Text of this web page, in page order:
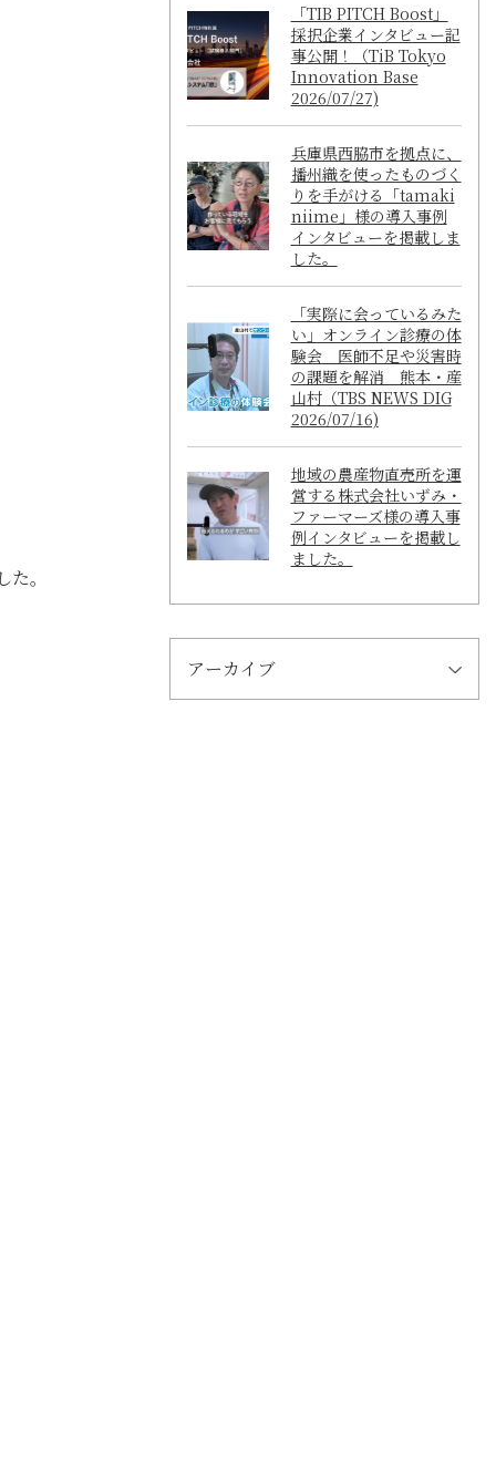
。
「TIB PITCH Boost」
採択企業インタビュー記
事公開！（TiB Tokyo
Innovation Base
2026/07/27)
兵庫県西脇市を拠点に、
播州織を使ったものづく
りを手がける「tamaki
niime」様の導入事例
インタビューを掲載しま
した。
「実際に会っているみた
い」オンライン診療の体
験会 医師不足や災害時
の課題を解消 熊本・産
山村（TBS NEWS DIG
2026/07/16)
地域の農産物直売所を運
営する株式会社いずみ・
ファーマーズ様の導入事
例インタビューを掲載し
ました。
アーカイブ